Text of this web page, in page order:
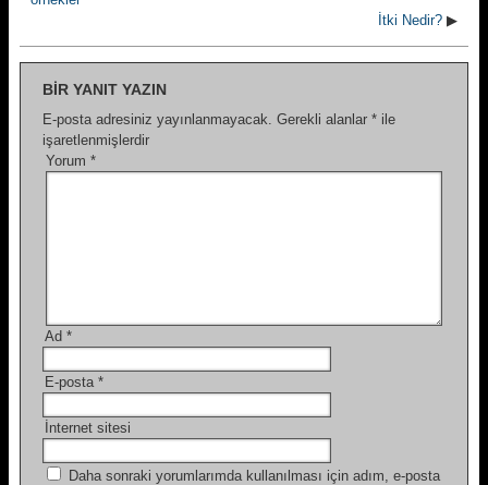
İtki Nedir? ▶
BIR YANIT YAZIN
E-posta adresiniz yayınlanmayacak. Gerekli alanlar * ile
işaretlenmişlerdir
Yorum *
Ad *
E-posta *
İnternet sitesi
Daha sonraki yorumlarımda kullanılması için adım, e-posta